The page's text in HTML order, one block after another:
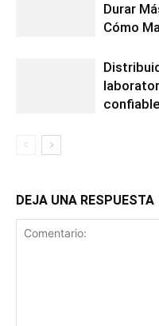
Durar
Cómo
DEJA UNA RESPUESTA